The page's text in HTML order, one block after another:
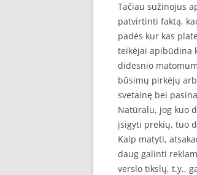
Tačiau sužinojus
patvirtinti faktą,
padės kur kas
teikėjai apibūdina
didesnio
būsimų pirkėjų
svetainę bei
Natūralu, jog kuo
įsigyti prekių, tuo
Kaip matyti,
daug galinti
verslo tikslų, t.y.,